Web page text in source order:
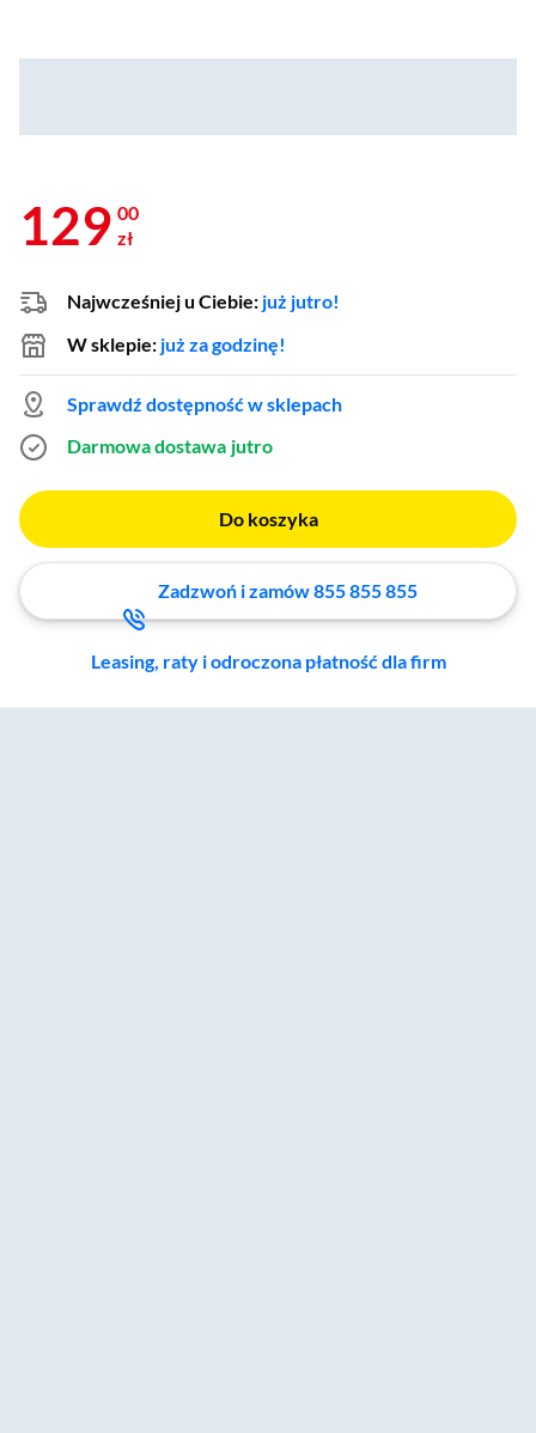
129 00
zł
Najwcześniej u Ciebie: już jutro!
W sklepie: już za godzinę!
Sprawdź dostępność w sklepach
Darmowa dostawa jutro
Do koszyka
Zadzwoń i zamów 855 855 855
Leasing, raty i odroczona płatność dla firm